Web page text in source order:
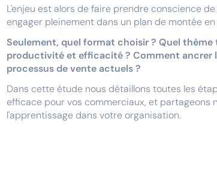
L'enjeu est alors de faire prendre conscience
engager pleinement dans un plan de montée
Seulement, quel format choisir ? Quel
productivité et efficacité ? Comment ancrer
processus de vente actuels ?
Dans cette étude nous détaillons toutes les
efficace pour vos commerciaux, et
l'apprentissage dans votre organisation.